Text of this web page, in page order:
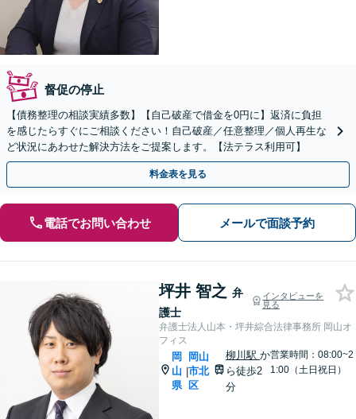
督促の停止
【債務整理の相談実績多数】【自己破産で借金を0円に】返済に負担
を感じたらすぐにご相談ください！自己破産／任意整理／個人再生な
ど状況にあわせた解決方法をご提案します。【法テラス利用可】
料金表を見る
電話でお問い合わせ メールで面談予約
坪井 智之 弁
護士
インタビューを
見る
弁護士法人山本・坪井綜合法律事務所 岡山オ
フィス
岡
山
県
|
岡山
市北
区
柳川駅か
ら徒歩2
分
営業時間：08:00~2
1:00（土日祝日）